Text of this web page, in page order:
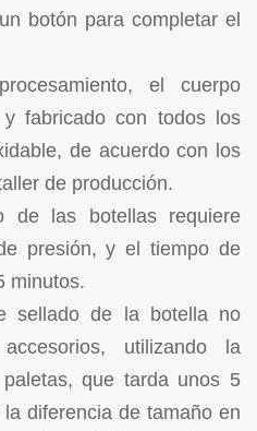
botón para completar el
el cuerpo
fabricado con todos los
de acuerdo con los
de producción.
de las botellas requiere
presión,y el tiempo de
minutos.
sellado de la botella no
utilizando la
que tarda unos 5
diferencia de tamaño en